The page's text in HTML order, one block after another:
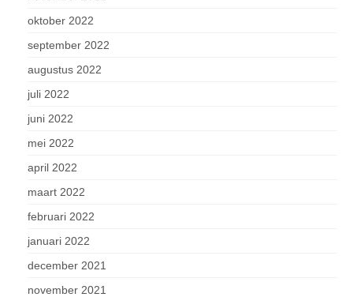
oktober 2022
september 2022
augustus 2022
juli 2022
juni 2022
mei 2022
april 2022
maart 2022
februari 2022
januari 2022
december 2021
november 2021